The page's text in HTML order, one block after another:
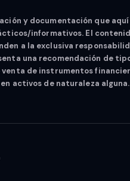
y documentación que
informativos. El
a la exclusiva
una recomendación de
venta de instrumentos
activos de naturaleza alguna.